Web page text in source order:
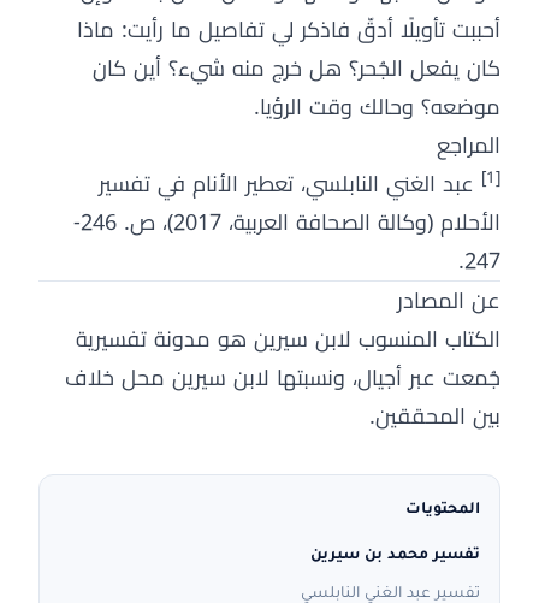
أحببت تأويلًا أدقّ فاذكر لي تفاصيل ما رأيت: ماذا
كان يفعل الجُحر؟ هل خرج منه شيء؟ أين كان
موضعه؟ وحالك وقت الرؤيا.
المراجع
[1]
عبد الغني النابلسي، تعطير الأنام في تفسير
الأحلام (وكالة الصحافة العربية، 2017)، ص. 246-
247.
عن المصادر
الكتاب المنسوب لابن سيرين هو مدونة تفسيرية
جُمعت عبر أجيال، ونسبتها لابن سيرين محل خلاف
بين المحققين.
المحتويات
تفسير محمد بن سيرين
تفسير عبد الغني النابلسي